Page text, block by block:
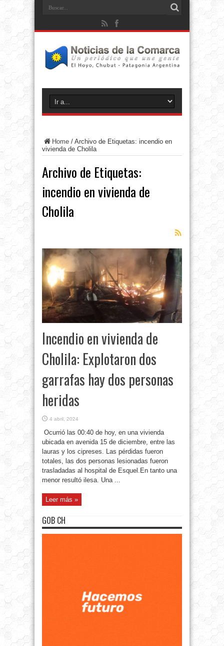
Home / Archivo de Etiquetas: incendio en
vivienda de Cholila
Archivo de Etiquetas:
incendio en vivienda de
Cholila
Incendio en vivienda de
Cholila: Explotaron dos
garrafas hay dos personas
heridas
4 abril, 2024
Ocurrió las 00:40 de hoy, en una vivienda
ubicada en avenida 15 de diciembre, entre las
lauras y los cipreses. Las pérdidas fueron
totales, las dos personas lesionadas fueron
trasladadas al hospital de Esquel.En tanto una
menor resultó ilesa. Una ...
Leer más »
GOB CH